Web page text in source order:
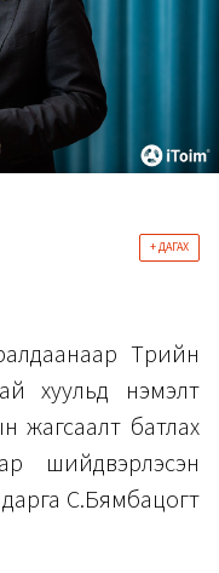
+ ДАГАХ
Төрийн
хуульд нэмэлт
жагсаалт батлах
шийдвэрлэсэн
С.Бямбацогт